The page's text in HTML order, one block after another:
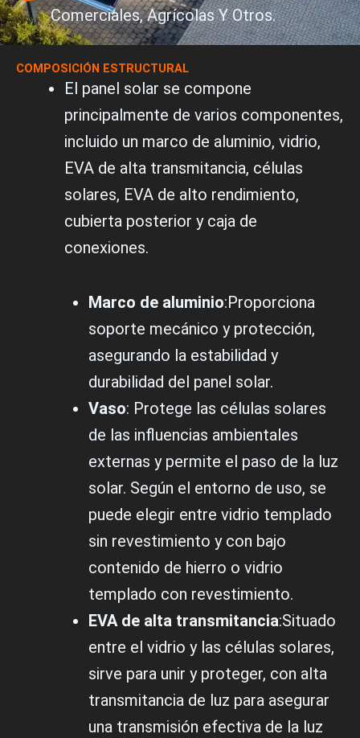
Comerciales, Agrícolas Y Otros.
COMPOSICIÓN ESTRUCTURAL
El panel solar se compone
principalmente de varios componentes,
incluido un marco de aluminio, vidrio,
EVA de alta transmitancia, células
solares, EVA de alto rendimiento,
cubierta posterior y caja de
conexiones.
Marco de aluminio:Proporciona
soporte mecánico y protección,
asegurando la estabilidad y
durabilidad del panel solar.
Vaso: Protege las células solares
de las influencias ambientales
externas y permite el paso de la luz
solar. Según el entorno de uso, se
puede elegir entre vidrio templado
sin revestimiento y con bajo
contenido de hierro o vidrio
templado con revestimiento.
EVA de alta transmitancia:Situado
entre el vidrio y las células solares,
sirve para unir y proteger, con alta
transmitancia de luz para asegurar
una transmisión efectiva de la luz